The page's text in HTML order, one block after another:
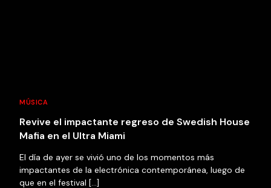
MÚSICA
Revive el impactante regreso de Swedish House
Mafia en el Ultra Miami
El día de ayer se vivió uno de los momentos más
impactantes de la electrónica contemporánea, luego de
que en el festival […]